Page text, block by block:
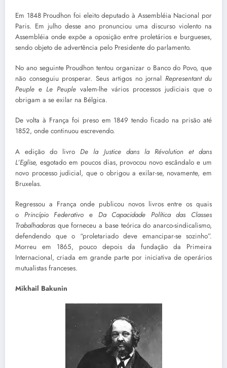
Em 1848 Proudhon foi eleito deputado à Assembléia Nacional por
Paris. Em julho desse ano pronunciou uma discurso violento na
Assembléia onde expõe a oposição entre proletários e burgueses,
sendo objeto de advertência pelo Presidente do parlamento.
No ano seguinte Proudhon tentou organizar o Banco do Povo, que
não conseguiu prosperar. Seus artigos no jornal Representant du
Peuple e Le Peuple valem-lhe vários processos judiciais que o
obrigam a se exilar na Bélgica.
De volta à França foi preso em 1849 tendo ficado na prisão até
1852, onde continuou escrevendo.
A edição do livroDe la Justice dans la Révolution et dans
L’Eglise, esgotado em poucos dias, provocou novo escândalo e um
novo processo judicial, que o obrigou a exilar-se, novamente, em
Bruxelas.
Regressou a França onde publicou novos livros entre os quais
o Princípio Federativo e Da Capacidade Política das Classes
Trabalhadoras que forneceu a base teórica do anarco-sindicalismo,
defendendo que o “proletariado deve emancipar-se sozinho”.
Morreu em 1865, pouco depois da fundação da Primeira
Internacional, criada em grande parte por iniciativa de operários
mutualistas franceses.
Mikhail Bakunin